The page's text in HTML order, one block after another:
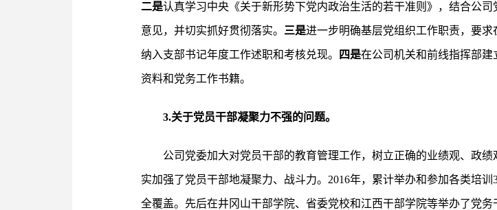
二是认真学习中央《关于新形势下党内政治生活的若干准则》，结合公
意见，并切实抓好贯彻落实。 三是进一步明确基层党组织工作职责，要
纳入支部书记年度工作述职和考核兑现。 四是在公司机关和前线指挥部
资料和党务工作书籍。
3.关于党员干部凝聚力不强的问题。
公司党委加大对党员干部的教育管理工作，树立正确的业绩观、政
实加强了党员干部地凝聚力、战斗力。2016年，累计举办和参加各类培
全覆盖。先后在井冈山干部学院、省委党校和江西干部学院等举办了党